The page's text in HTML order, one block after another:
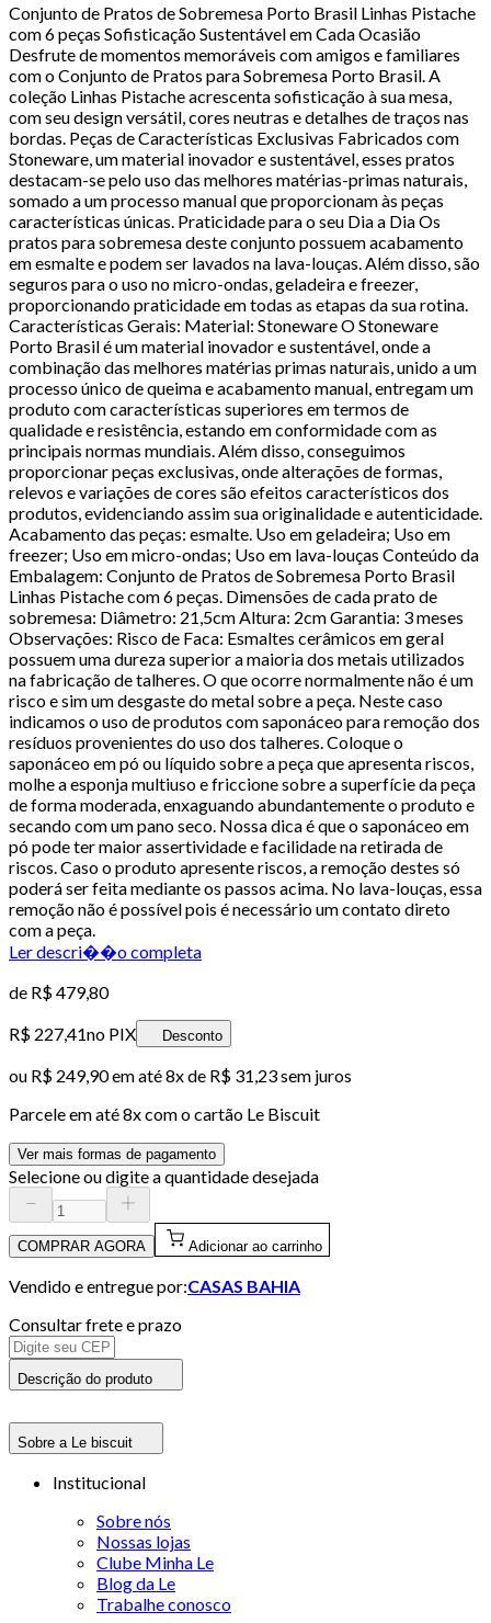
Conjunto de Pratos de Sobremesa Porto Brasil Linhas Pistache
com 6 peças Sofisticação Sustentável em Cada Ocasião
Desfrute de momentos memoráveis com amigos e familiares
com o Conjunto de Pratos para Sobremesa Porto Brasil. A
coleção Linhas Pistache acrescenta sofisticação à sua mesa,
com seu design versátil, cores neutras e detalhes de traços nas
bordas. Peças de Características Exclusivas Fabricados com
Stoneware, um material inovador e sustentável, esses pratos
destacam-se pelo uso das melhores matérias-primas naturais,
somado a um processo manual que proporcionam às peças
características únicas. Praticidade para o seu Dia a Dia Os
pratos para sobremesa deste conjunto possuem acabamento
em esmalte e podem ser lavados na lava-louças. Além disso, são
seguros para o uso no micro-ondas, geladeira e freezer,
proporcionando praticidade em todas as etapas da sua rotina.
Características Gerais: Material: Stoneware O Stoneware
Porto Brasil é um material inovador e sustentável, onde a
combinação das melhores matérias primas naturais, unido a um
processo único de queima e acabamento manual, entregam um
produto com características superiores em termos de
qualidade e resistência, estando em conformidade com as
principais normas mundiais. Além disso, conseguimos
proporcionar peças exclusivas, onde alterações de formas,
relevos e variações de cores são efeitos característicos dos
produtos, evidenciando assim sua originalidade e autenticidade.
Acabamento das peças: esmalte. Uso em geladeira; Uso em
freezer; Uso em micro-ondas; Uso em lava-louças Conteúdo da
Embalagem: Conjunto de Pratos de Sobremesa Porto Brasil
Linhas Pistache com 6 peças. Dimensões de cada prato de
sobremesa: Diâmetro: 21,5cm Altura: 2cm Garantia: 3 meses
Observações: Risco de Faca: Esmaltes cerâmicos em geral
possuem uma dureza superior a maioria dos metais utilizados
na fabricação de talheres. O que ocorre normalmente não é um
risco e sim um desgaste do metal sobre a peça. Neste caso
indicamos o uso de produtos com saponáceo para remoção dos
resíduos provenientes do uso dos talheres. Coloque o
saponáceo em pó ou líquido sobre a peça que apresenta riscos,
molhe a esponja multiuso e friccione sobre a superfície da peça
de forma moderada, enxaguando abundantemente o produto e
secando com um pano seco. Nossa dica é que o saponáceo em
pó pode ter maior assertividade e facilidade na retirada de
riscos. Caso o produto apresente riscos, a remoção destes só
poderá ser feita mediante os passos acima. No lava-louças, essa
remoção não é possível pois é necessário um contato direto
com a peça.
Ler descri��o completa
de R$ 479,80
R$ 227,41no PIX Desconto
ou R$ 249,90em até8x de R$ 31,23 sem juros
Parcele em até8x com o cartão Le Biscuit
Ver mais formas de pagamento
Selecione ou digite a quantidade desejada
COMPRAR AGORA Adicionar ao carrinho
Vendido e entregue por:CASAS BAHIA
Consultar frete e prazo
Descrição do produto
Sobre a Le biscuit
Institucional
Sobre nós
Nossas lojas
Clube Minha Le
Blog da Le
Trabalhe conosco